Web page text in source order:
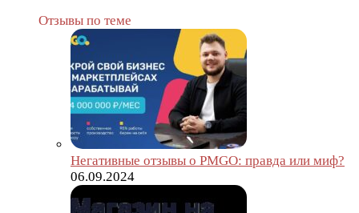
Отзывы по теме
Негативные отзывы о PMGO: правда или миф?
06.09.2024